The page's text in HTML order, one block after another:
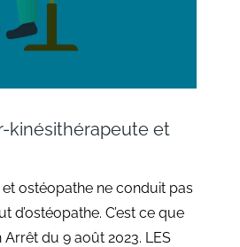
kinésithérapeute et
ostéopathe ne conduit pas
d’ostéopathe. C’est ce que
du 9 août 2023. LES